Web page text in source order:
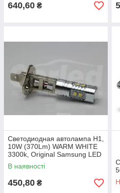
640,60 ₴
Светодиодная автолампа H1,
10W (370Lm) WARM WHITE
3300k, Original Samsung LED
chip + Линза
В наявності
450,80 ₴